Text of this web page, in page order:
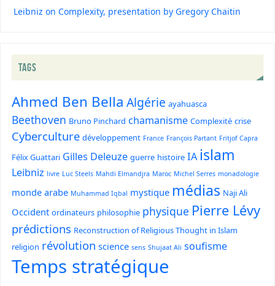
Leibniz on Complexity, presentation by Gregory Chaitin
TAGS
Ahmed Ben Bella Algérie ayahuasca
Beethoven Bruno Pinchard chamanisme Complexité crise
Cyberculture développement France François Partant Fritjof Capra
Félix Guattari Gilles Deleuze guerre histoire IA islam
Leibniz livre Luc Steels Mahdi Elmandjra Maroc Michel Serres monadologie
monde arabe Muhammad Iqbal mystique médias Naji Ali
Occident ordinateurs philosophie physique Pierre Lévy
prédictions Reconstruction of Religious Thought in Islam
religion révolution science sens Shujaat Ali soufisme
Temps stratégique